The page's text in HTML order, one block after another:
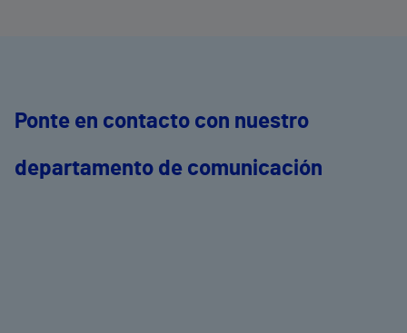
Ponte en contacto con nuestro
departamento de comunicación